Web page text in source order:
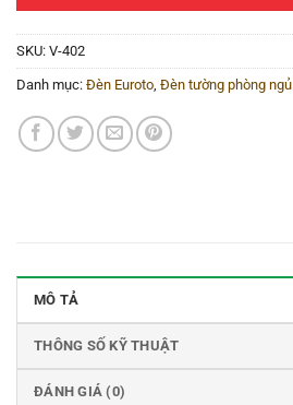
SKU: V-402
Danh mục: Đèn Euroto Đèn tường phòng ngủ
MÔ TẢ
THÔNG SỐ KỸ THUẬT
ĐÁNH GIÁ (0)